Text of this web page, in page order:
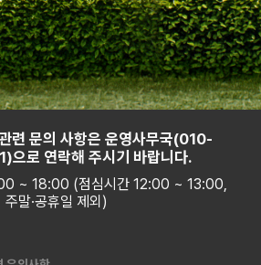
련 문의 사항은 운영사무국(010-
로 연락해 주시기 바랍니다.
~ 18:00 (점심시간 12:00 ~ 13:00,
주말·공휴일 제외)